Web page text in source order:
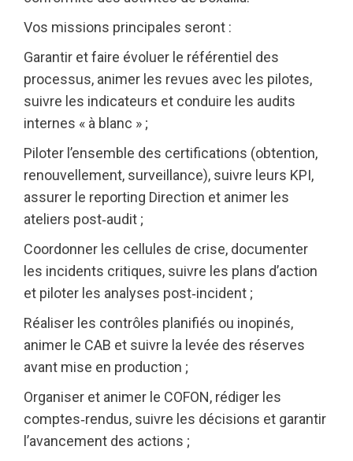
Vos missions principales seront :
Garantir et faire évoluer le référentiel des
processus, animer les revues avec les pilotes,
suivre les indicateurs et conduire les audits
internes « à blanc » ;
Piloter l’ensemble des certifications (obtention,
renouvellement, surveillance), suivre leurs KPI,
assurer le reporting Direction et animer les
ateliers post‑audit ;
Coordonner les cellules de crise, documenter
les incidents critiques, suivre les plans d’action
et piloter les analyses post‑incident ;
Réaliser les contrôles planifiés ou inopinés,
animer le CAB et suivre la levée des réserves
avant mise en production ;
Organiser et animer le COFON, rédiger les
comptes‑rendus, suivre les décisions et garantir
l’avancement des actions ;